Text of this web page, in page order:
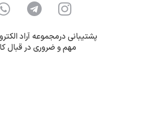
پشتیبانی درمجموعه آراد
مهم و ضروری در قبال